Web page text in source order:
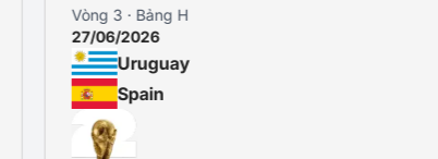
Vòng 3 · Bảng H
27/06/2026
Uruguay
Spain